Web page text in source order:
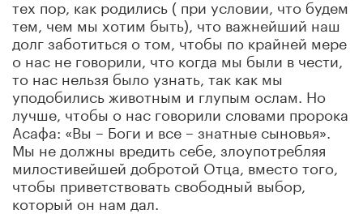
тех пор, как родились ( при условии, что будем
тем, чем мы хотим быть), что важнейший наш
долг заботиться о том, чтобы по крайней мере
о нас не говорили, что когда мы были в чести,
то нас нельзя было узнать, так как мы
уподобились животным и глупым ослам. Но
лучше, чтобы о нас говорили словами пророка
Асафа: «Вы – Боги и все – знатные сыновья».
Мы не должны вредить себе, злоупотребляя
милостивейшей добротой Отца, вместо того,
чтобы приветствовать свободный выбор,
который он нам дал.